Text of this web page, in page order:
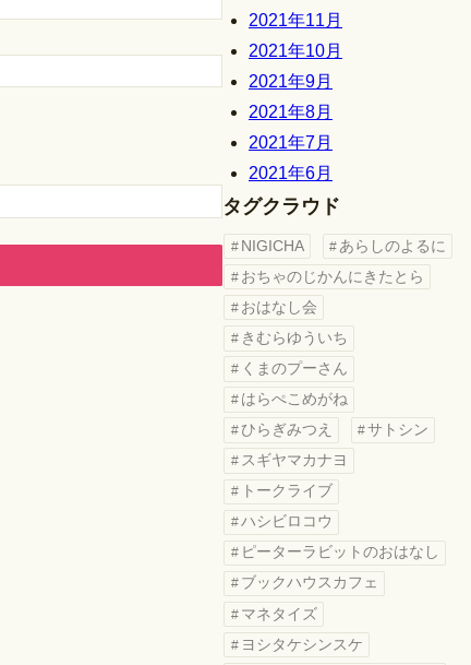
2021年11月
2021年10月
2021年9月
2021年8月
2021年7月
2021年6月
タグクラウド
NIGICHA
あらしのよるに
おちゃのじかんにきたとら
おはなし会
きむらゆういち
くまのプーさん
はらぺこめがね
ひらぎみつえ
サトシン
スギヤマカナヨ
トークライブ
ハシビロコウ
ピーターラビットのおはなし
ブックハウスカフェ
マネタイズ
ヨシタケシンスケ